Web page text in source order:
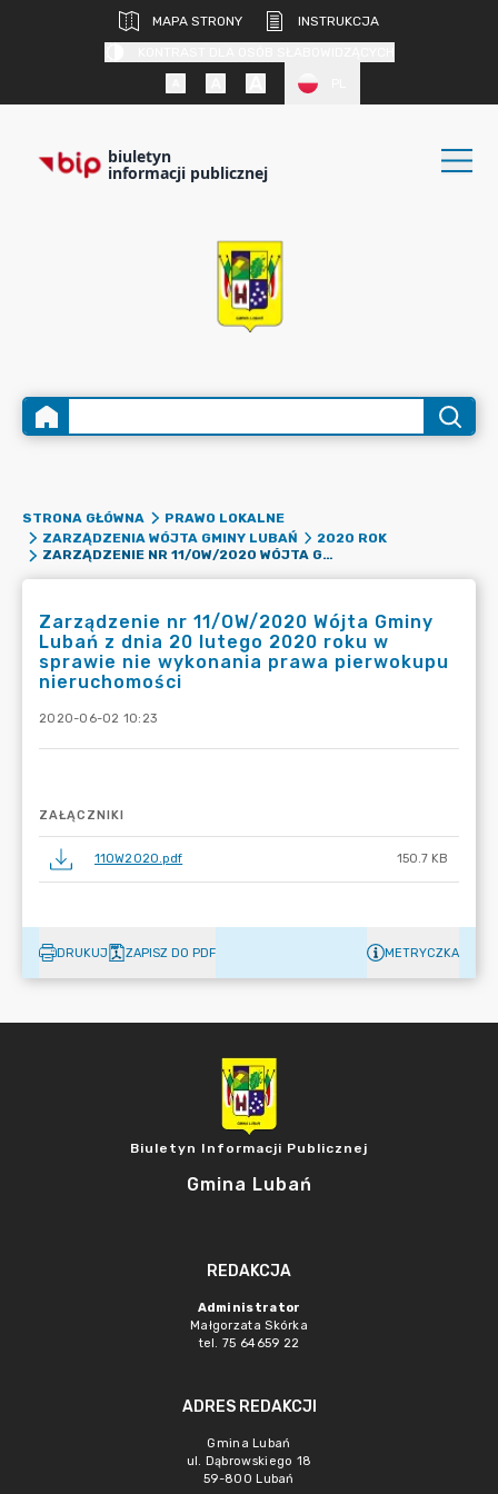
MAPA STRONY
INSTRUKCJA
biuletyn
informacji publicznej
STRONA GŁÓWNA
PRAWO LOKALNE
ZARZĄDZENIA WÓJTA GMINY LUBAŃ
2020 ROK
ZARZĄDZENIE NR 11/OW/2020 WÓJTA GMINY LUBAŃ Z DNIA 20 LUTEGO 2020 ROKU W SPRAWIE NIE WYKONANIA PRAWA PIERWOKUPU NIERUCHOMOŚCI
Zarządzenie nr 11/OW/2020 Wójta Gminy
Lubań z dnia 20 lutego 2020 roku w
sprawie nie wykonania prawa pierwokupu
nieruchomości
2020-06-02 10:23
ZAŁĄCZNIKI
11OW2020.pdf 150.7 KB
DRUKUJ ZAPISZ DO PDF METRYCZKA
Biuletyn Informacji Publicznej
Gmina Lubań
REDAKCJA
Administrator
Małgorzata Skórka
tel. 75 64659 22
ADRES REDAKCJI
Gmina Lubań
ul. Dąbrowskiego 18
59-800 Lubań